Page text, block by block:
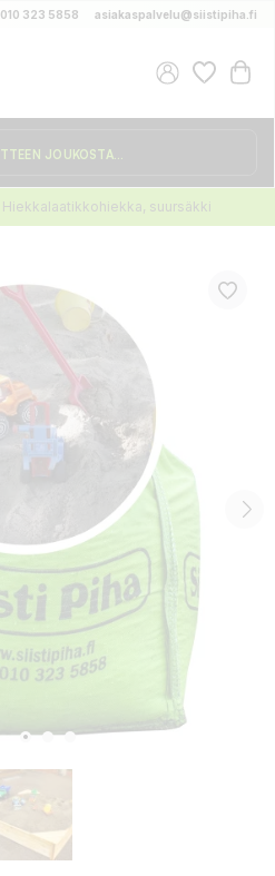
010 323 5858 asiakaspalvelu@siistipiha.fi
Hiekkalaatikkohiekka, suursäkki